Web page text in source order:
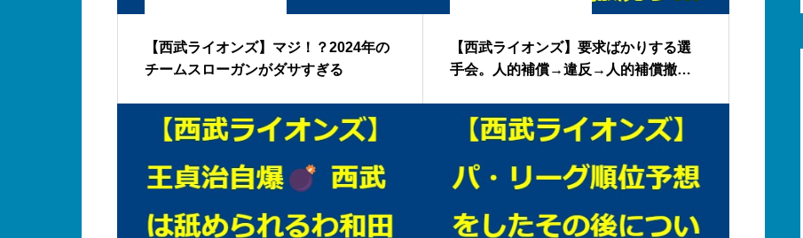
【西武ライオンズ】マジ！？2024年の
チームスローガンがダサすぎる
【西武ライオンズ】要求ばかりする選
手会。人的補償→違反→人的補償撤廃
を取り締まるのが先やろ